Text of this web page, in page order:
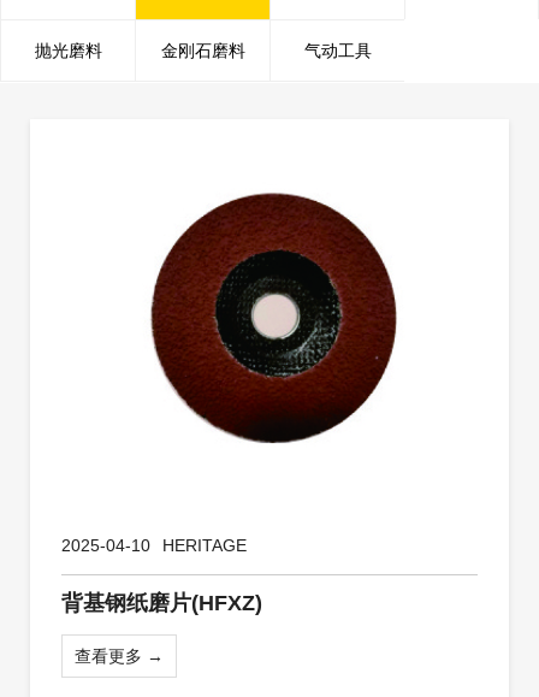
抛光磨料 金刚石磨料 气动工具
2025-04-10 HERITAGE
背基钢纸磨片(HFXZ)
查看更多 →